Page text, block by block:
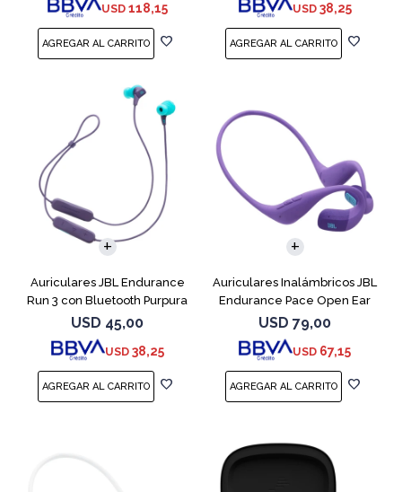
USD 118,15 USD 38,25
Auriculares JBL Endurance
Run 3 con Bluetooth Purpura
USD 45,00
USD 38,25
Auriculares Inalámbricos JBL
Endurance Pace Open Ear
Purpura
USD 79,00
USD 67,15